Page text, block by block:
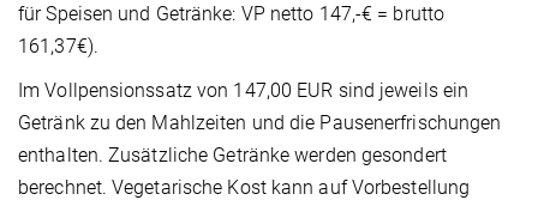
für Speisen und Getränke: VP netto 147,-€ = brutto
161,37€).
Im Vollpensionssatz von 147,00 EUR sind jeweils ein
Getränk zu den Mahlzeiten und die Pausenerfrischungen
enthalten. Zusätzliche Getränke werden gesondert
berechnet. Vegetarische Kost kann auf Vorbestellung